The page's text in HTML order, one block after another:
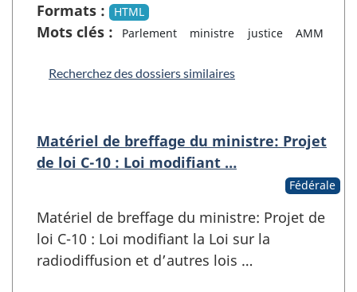
Formats :
HTML
Mots clés : Parlement ministre justice AMM
Recherchez des dossiers similaires
Matériel de breffage du ministre: Projet
de loi C-10 : Loi modifiant …
Fédérale
Matériel de breffage du ministre: Projet de
loi C-10 : Loi modifiant la Loi sur la
radiodiffusion et d’autres lois …